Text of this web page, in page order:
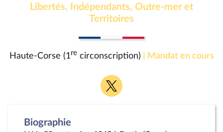
Libertés, Indépendants, Outre-mer et
Territoires
Haute-Corse (1recirconscription) | Mandat en cours
Voir
la
Biographie